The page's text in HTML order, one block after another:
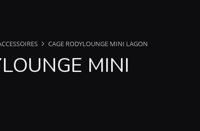
CAGE RODYLOUNGE MINI LAGON
MINI